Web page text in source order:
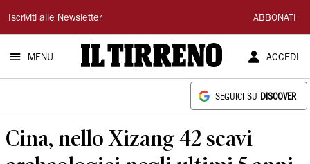
Il
Tirreno
Iscriviti alle Newsletter ABBONATI
MENU ACCEDI
SEGUICI SU DISCOVER
Cina, nello Xizang 42 scavi